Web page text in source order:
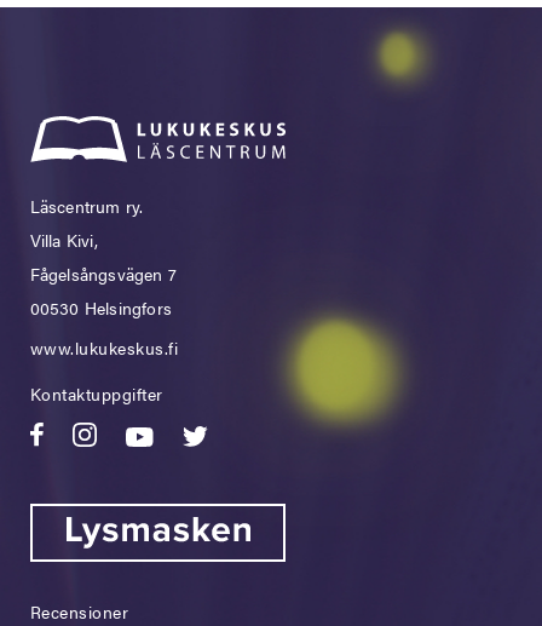
Läscentrum ry.
Villa Kivi,
Fågelsångsvägen 7
00530 Helsingfors
www.lukukeskus.fi
Kontaktuppgifter
Recensioner